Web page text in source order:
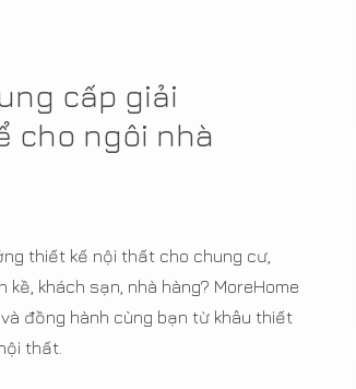
cấp giải
cho ngôi nhà
thiết kế nội thất cho chung cư,
kề, khách sạn, nhà hàng? MoreHome
đồng hành cùng bạn từ khâu thiết
thất.